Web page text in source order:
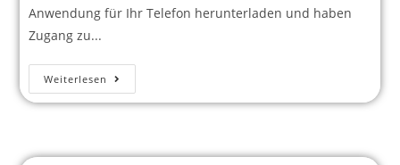
Anwendung für Ihr Telefon herunterladen und haben
Zugang zu...
Weiterlesen